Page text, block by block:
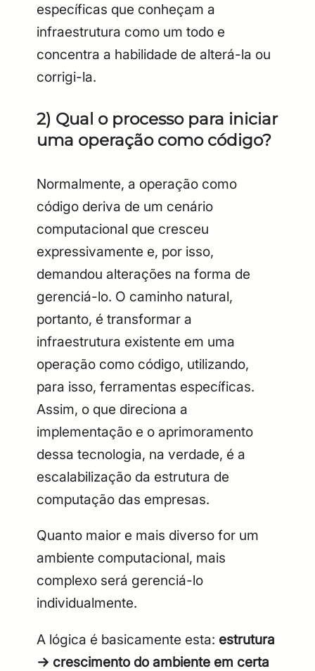
específicas que conheçam a
infraestrutura como um todo e
concentra a habilidade de alterá-la ou
corrigi-la.
2) Qual o processo para iniciar
uma operação como código?
Normalmente, a operação como
código deriva de um cenário
computacional que cresceu
expressivamente e, por isso,
demandou alterações na forma de
gerenciá-lo. O caminho natural,
portanto, é transformar a
infraestrutura existente em uma
operação como código, utilizando,
para isso, ferramentas específicas.
Assim, o que direciona a
implementação e o aprimoramento
dessa tecnologia, na verdade, é a
escalabilização da estrutura de
computação das empresas.
Quanto maior e mais diverso for um
ambiente computacional, mais
complexo será gerenciá-lo
individualmente.
A lógica é basicamente esta: estrutura
-> crescimento do ambiente em certa